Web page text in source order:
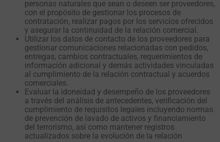
personas naturales que sean o deseen ser proveedores,
con el propósito de gestionar los procesos de
contratación, realizar pagos por los servicios ofrecidos
y asegurar la continuidad de la relación comercial.
Utilizar los datos de contacto de los proveedores para
gestionar comunicaciones relacionadas con pedidos,
entregas, cambios contractuales, requerimientos de
información adicional y demás actividades vinculadas
al cumplimiento de la relación contractual y acuerdos
comerciales.
Evaluar la idoneidad y desempeño de los proveedores
a través del análisis de antecedentes, verificación del
cumplimiento de requisitos legales incluyendo normas
de prevención de lavado de activos y financiamiento
del terrorismo, así como mantener registros
actualizados sobre la evolución de la relación